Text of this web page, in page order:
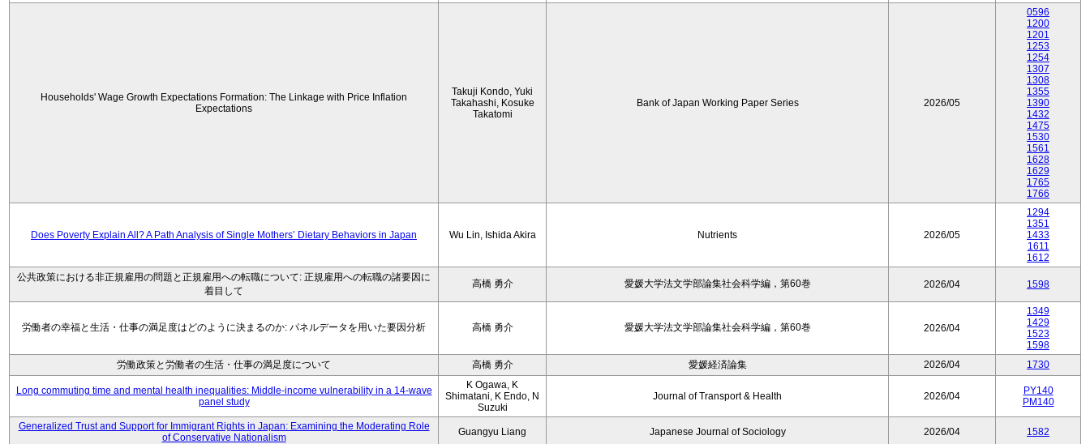
Households' Wage Growth Expectations Formation: The Linkage with Price Inflation
Expectations
Takuji Kondo, Yuki
Takahashi, Kosuke
Takatomi
Bank of Japan Working Paper Series 2026/05
0596
1200
1201
1253
1254
1307
1308
1355
1390
1432
1475
1530
1561
1628
1629
1765
1766
Does Poverty Explain All? A Path Analysis of Single Mothers’ Dietary Behaviors in Japan Wu Lin, Ishida Akira Nutrients 2026/05
1294
1351
1433
1611
1612
公共政策における非正規雇用の問題と正規雇用への転職について: 正規雇用への転職の諸要因に
着目して
高橋 勇介 愛媛大学法文学部論集社会科学編，第60巻 2026/04 1598
労働者の幸福と生活・仕事の満足度はどのように決まるのか: パネルデータを用いた要因分析 高橋 勇介 愛媛大学法文学部論集社会科学編，第60巻 2026/04
1349
1429
1523
1598
労働政策と労働者の生活・仕事の満足度について
高橋 勇介 愛媛経済論集 2026/04 1730
Long commuting time and mental health inequalities: Middle-income vulnerability in a 14-wave
panel study
K Ogawa, K
Shimatani, K Endo, N
Suzuki
Journal of Transport & Health 2026/04
PY140
PM140
Generalized Trust and Support for Immigrant Rights in Japan: Examining the Moderating Role
of Conservative Nationalism
Guangyu Liang Japanese Journal of Sociology 2026/04 1582